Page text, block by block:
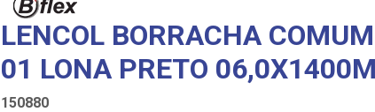
LENCOL BORRACHA
01 LONA PRETO
150880